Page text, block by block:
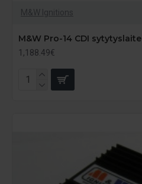
M&W Ignitions
M&W Pro-14 CDI sytytyslaite
1,188.49€